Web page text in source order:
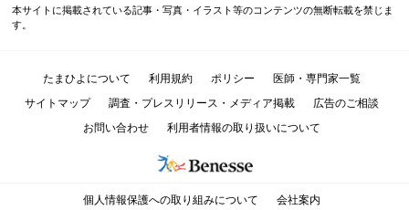
本サイトに掲載されている記事・写真・イラスト等のコンテンツの無断転載を禁じま
す。
たまひよについて 利用規約 ポリシー
医師・専門家一覧
サイトマップ
調査・プレスリリース・メディア掲載
広告のご相談
お問い合わせ
利用者情報の取り扱いについて
個人情報保護への取り組みについて 会社案内